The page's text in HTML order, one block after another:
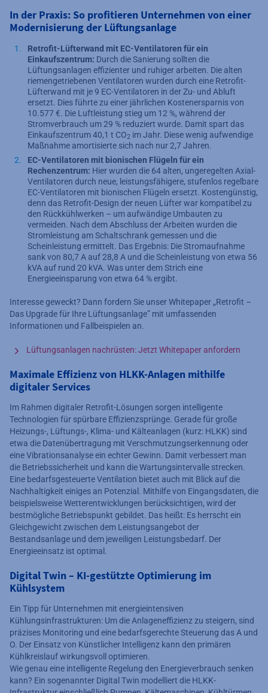
In der Praxis: So profitieren Unternehmen von einer
Modernisierung der Lüftungsanlage
Retrofit-Lüfterwand mit EC-Ventilatoren für ein
Einkaufszentrum: Durch die Sanierung sollten die
Lüftungsanlagen effizienter und ruhiger arbeiten. Die alten
riemengetriebenen Ventilatoren wurden durch eine Retrofit-
Lüfterwand mit je 9 EC-Ventilatoren in der Zu- und Abluft
ersetzt. Dies führte zu einer jährlichen Kostenersparnis von
10.577 €. Die Luftleistung stieg um 12 %, während der
Stromverbrauch um 29 % reduziert wurde. Damit spart das
Einkaufszentrum 40,1 t CO2 im Jahr. Diese wenig aufwendige
Maßnahme amortisierte sich nach nur 2,7 Jahren.
EC-Ventilatoren mit bionischen Flügeln für ein
Rechenzentrum: Hier wurden die 64 alten, ungeregelten Axial-
Ventilatoren durch neue, leistungsfähigere, stufenlos regelbare
EC-Ventilatoren mit bionischen Flügeln ersetzt. Kostengünstig,
denn das Retrofit-Design der neuen Lüfter war kompatibel zu
den Rückkühlwerken – um aufwändige Umbauten zu
vermeiden. Nach dem Abschluss der Arbeiten wurden die
Stromleistung am Schaltschrank gemessen und die
Scheinleistung ermittelt. Das Ergebnis: Die Stromaufnahme
sank von 80,7 A auf 28,8 A und die Scheinleistung von etwa 56
kVA auf rund 20 kVA. Was unter dem Strich eine
Energieeinsparung von etwa 64 % ergibt.
Interesse geweckt? Dann fordern Sie unser Whitepaper „Retrofit –
Das Upgrade für Ihre Lüftungsanlage” mit umfassenden
Informationen und Fallbeispielen an.
Lüftungsanlagen nachrüsten: Jetzt Whitepaper anfordern
Maximale Effizienz von HLKK-Anlagen mithilfe
digitaler Services
Im Rahmen digitaler Retrofit-Lösungen sorgen intelligente
Technologien für spürbare Effizienzsprünge. Gerade für große
Heizungs-, Lüftungs-, Klima- und Kälteanlagen (kurz: HLKK) sind
etwa die Datenübertragung mit Verschmutzungserkennung oder
eine Vibrationsanalyse ein echter Gewinn. Damit verbessert man
die Betriebssicherheit und kann die Wartungsintervalle strecken.
Eine bedarfsgesteuerte Ventilation bietet auch mit Blick auf die
Nachhaltigkeit einiges an Potenzial. Mithilfe von Eingangsdaten, die
beispielsweise Wetterentwicklungen berücksichtigen, wird der
bestmögliche Betriebspunkt gebildet. Das heißt: Es herrscht ein
Gleichgewicht zwischen dem Leistungsangebot der
Bestandsanlage und dem jeweiligen Leistungsbedarf. Der
Energieeinsatz ist optimal.
Digital Twin – KI-gestützte Optimierung im
Kühlsystem
Ein Tipp für Unternehmen mit energieintensiven
Kühlungsinfrastrukturen: Um die Anlageneffizienz zu steigern, sind
präzises Monitoring und eine bedarfsgerechte Steuerung das A und
O. Der Einsatz von Künstlicher Intelligenz kann den primären
Kühlkreislauf wirkungsvoll optimieren.
Wie genau eine intelligente Regelung den Energieverbrauch senken
kann? Ein sogenannter Digital Twin modelliert die HLKK-